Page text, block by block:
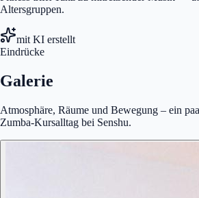
Altersgruppen.
mit KI erstellt
Eindrücke
Galerie
Atmosphäre, Räume und Bewegung – ein
Zumba-Kursalltag bei Senshu.